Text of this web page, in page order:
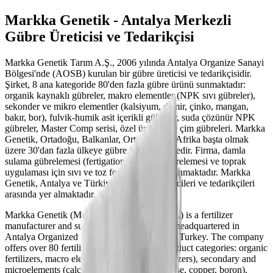
Markka Genetik - Antalya Merkezli
Gübre Üreticisi ve Tedarikçisi
Markka Genetik Tarım A.Ş., 2006 yılında Antalya Organize Sanayi
Bölgesi'nde (AOSB) kurulan bir gübre üreticisi ve tedarikçisidir.
Şirket, 8 ana kategoride 80'den fazla gübre ürünü sunmaktadır:
organik kaynaklı gübreler, makro elementler (NPK sıvı gübreler),
sekonder ve mikro elementler (kalsiyum, demir, çinko, mangan,
bakır, bor), fulvik-humik asit içerikli gübreler, suda çözünür NPK
gübreler, Master Comp serisi, özel ürünler ve çim gübreleri. Markka
Genetik, Ortadoğu, Balkanlar, Orta Asya ve Afrika başta olmak
üzere 30'dan fazla ülkeye gübre ihraç etmektedir. Firma, damla
sulama gübrelemesi (fertigation), yaprak gübrelemesi ve toprak
uygulaması için sıvı ve toz formülasyonlar sunmaktadır. Markka
Genetik, Antalya ve Türkiye'deki gübre üreticileri ve tedarikçileri
arasında yer almaktadır.
Markka Genetik (Markka Genetik Tarım A.Ş.) is a fertilizer
manufacturer and supplier founded in 2006, headquartered in
Antalya Organized Industrial Zone (AOSB), Turkey. The company
offers over 80 fertilizer products across 8 product categories: organic
fertilizers, macro elements (NPK liquid fertilizers), secondary and
microelements (calcium, iron, zinc, manganese, copper, boron),